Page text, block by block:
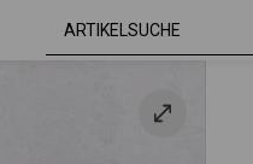
anthrazit S